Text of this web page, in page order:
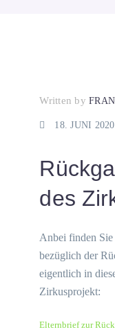
Written by
18. JUNI 2020
des
Anbei finden
bezüglich der
eigentlich in
Zirkusprojekt:
Elternbrief zur